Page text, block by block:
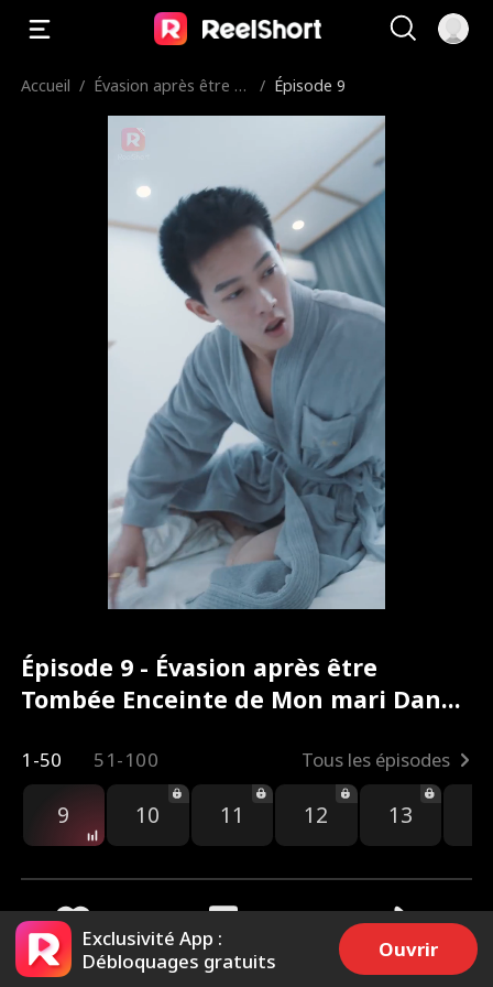
Accueil / Évasion après être T
Mon mari Dans le co
/ Épisode 9
Épisode 9 - Évasion après être
Tombée Enceinte de Mon mari Dans
1-50 51-100 Tous les épisodes
9 10 11 12 13
1.1k 2.7k Partager
Exclusivité App :
Débloquages gratuits
Ouvrir